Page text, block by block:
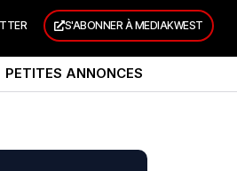
S'ABONNER À MEDIAKWEST
PETITES ANNONCES